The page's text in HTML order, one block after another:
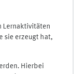
Lernaktivitäten
sie erzeugt hat,
Hierbei